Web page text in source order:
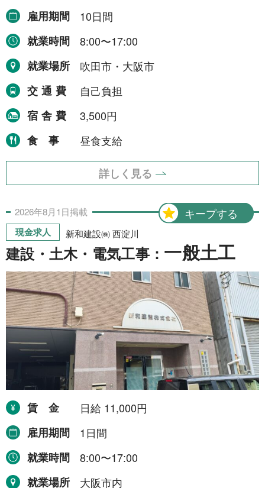
雇用期間
10日間
就業時間
8:00〜17:00
就業場所
吹田市・大阪市
交通費
自己負担
宿舎費
3,500円
食事
昼食支給
詳しく見る
キープする
2026年8月1日掲載
現金求人 新和建設㈱ 西淀川
建設・土木・電気工事： 一般土工
賃金
日給 11,000円
雇用期間
1日間
就業時間
8:00〜17:00
就業場所
大阪市内